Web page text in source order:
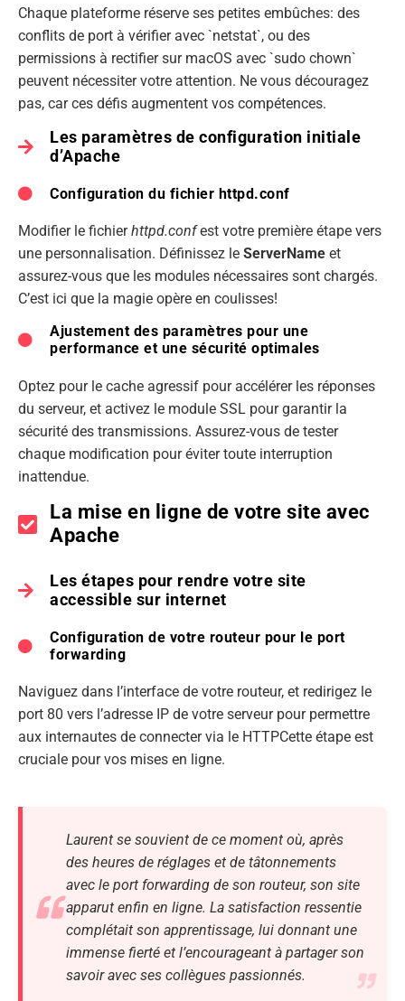
Chaque plateforme réserve ses petites embûches: des
conflits de port à vérifier avec `netstat`, ou des
permissions à rectifier sur macOS avec `sudo chown`
peuvent nécessiter votre attention. Ne vous découragez
pas, car ces défis augmentent vos compétences.
Les paramètres de configuration initiale
d’Apache
Configuration du fichier httpd.conf
Modifier le fichierhttpd.confest votre première étape vers
une personnalisation. Définissez le ServerName et
assurez-vous que les modules nécessaires sont chargés.
C’est ici que la magie opère en coulisses!
Ajustement des paramètres pour une
performance et une sécurité optimales
Optez pour le cache agressif pour accélérer les réponses
du serveur, et activez le module SSL pour garantir la
sécurité des transmissions. Assurez-vous de tester
chaque modification pour éviter toute interruption
inattendue.
La mise en ligne de votre site avec
Apache
Les étapes pour rendre votre site
accessible sur internet
Configuration de votre routeur pour le port
forwarding
Naviguez dans l’interface de votre routeur, et redirigez le
port 80 vers l’adresse IP de votre serveur pour permettre
aux internautes de connecter via le HTTPCette étape est
cruciale pour vos mises en ligne.
Laurent se souvient de ce moment où, après
des heures de réglages et de tâtonnements
avec le port forwarding de son routeur, son site
apparut enfin en ligne. La satisfaction ressentie
complétait son apprentissage, lui donnant une
immense fierté et l’encourageant à partager son
savoir avec ses collègues passionnés.